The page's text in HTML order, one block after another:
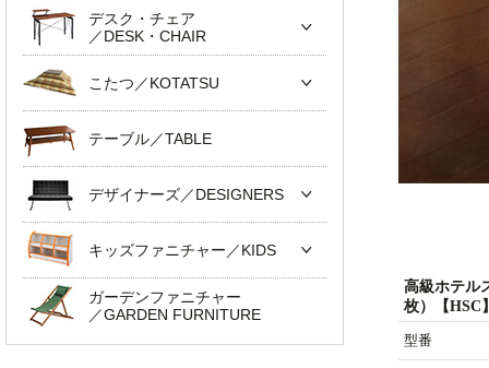
高級ホテル
枚）【HSC
型番
デスク・チェア
／DESK・CHAIR
こたつ／KOTATSU
テーブル／TABLE
デザイナーズ／DESIGNERS
キッズファニチャー／KIDS
ガーデンファニチャー
／GARDEN FURNITURE